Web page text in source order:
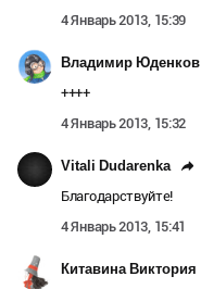
4 Январь 2013, 15:39
Владимир Юденков
++++
4 Январь 2013, 15:32
Vitali Dudarenka
Благодарствуйте!
4 Январь 2013, 15:41
Китавина Виктория